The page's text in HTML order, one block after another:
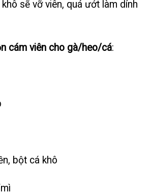
sẽ vỡ viên, quá ướt làm dính
cám viên cho gà/heo/cá:
bột cá khô